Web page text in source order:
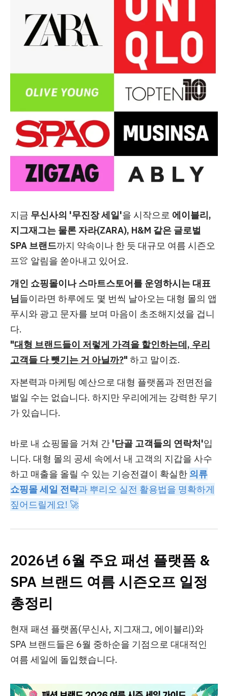
지금 무신사의 '무진장 세일'을 시작으로 에이블리,
지그재그는 물론 자라(ZARA), H&M 같은 글로벌
SPA 브랜드까지 약속이나 한 듯 대규모 여름 시즌오
프👚 알림을 쏟아내고 있어요.
개인 쇼핑몰이나 스마트스토어를 운영하시는 대표
님들이라면 하루에도 몇 번씩 날아오는 대형 몰의 앱
푸시와 광고 문자를 보며 마음이 초조해지셨을 겁니
다.
"대형 브랜드들이 저렇게 가격을 할인하는데, 우리
고객들 다 뺏기는 거 아닐까?" 하고 말이죠.
자본력과 마케팅 예산으로 대형 플랫폼과 전면전을
벌일 수는 없습니다. 하지만 우리에게는 강력한 무기
가 있습니다.
바로 내 쇼핑몰을 거쳐 간 '단골 고객들의 연락처'입
니다. 대형 몰의 공세 속에서 내 고객의 지갑을 사수
하고 매출을 올릴 수 있는 기승전결이 확실한 의류
쇼핑몰 세일 전략과 뿌리오 실전 활용법을 명확하게
짚어드릴게요! 🚀
2026년 6월 주요 패션 플랫폼 &
SPA 브랜드 여름 시즌오프 일정
총정리
현재 패션 플랫폼(무신사, 지그재그, 에이블리)와
SPA 브랜드들은 6월 중하순을 기점으로 대대적인
여름 세일에 돌입했습니다.